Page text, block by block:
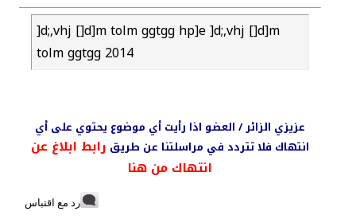
]d;,vhj []d]m tolm ggtgg hp]e ]d;,vhj []d]m
tolm ggtgg 2014
عزيزي الزائر / العضو اذا رأيت أي موضوع يحتوي على أي
انتهاك فلا تتردد في مراسلتنا عن طريق رابط ابلاغ عن
انتهاك من هنا
رد مع اقتباس